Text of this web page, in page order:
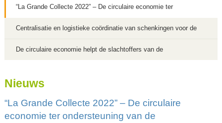
verspilling 2022
“La Grande Collecte 2022” – De circulaire economie ter
ondersteuning van de vrijwilligerssector met Recupel en Nostalgie
Centralisatie en logistieke coördinatie van schenkingen voor de
Oekraïense bevolking
De circulaire economie helpt de slachtoffers van de
Nieuws
“La Grande Collecte 2022” – De circulaire
economie ter ondersteuning van de